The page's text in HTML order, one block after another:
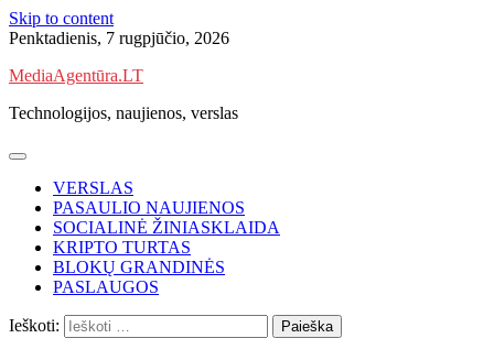
Skip to content
Penktadienis, 7 rugpjūčio, 2026
MediaAgentūra.LT
Technologijos, naujienos, verslas
VERSLAS
PASAULIO NAUJIENOS
SOCIALINĖ ŽINIASKLAIDA
KRIPTO TURTAS
BLOKŲ GRANDINĖS
PASLAUGOS
Ieškoti: